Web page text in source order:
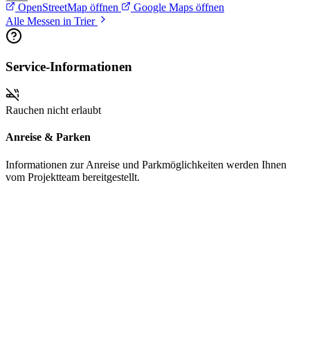
OpenStreetMap öffnen
Google Maps öffnen
Alle Messen in Trier
Service-Informationen
Rauchen nicht erlaubt
Anreise & Parken
Informationen zur Anreise und Parkmöglichkeiten werden Ihnen
vom Projektteam bereitgestellt.